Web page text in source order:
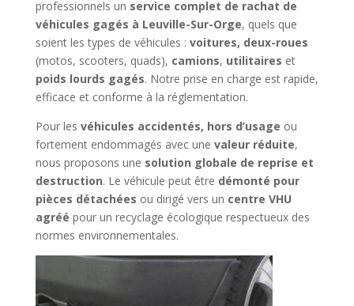
professionnels un service complet de rachat de
véhicules gagés à Leuville-Sur-Orge, quels que
soient les types de véhicules : voitures, deux-roues
(motos, scooters, quads), camions, utilitaires et
poids lourds gagés. Notre prise en charge est rapide,
efficace et conforme à la réglementation.
Pour les véhicules accidentés, hors d’usage ou
fortement endommagés avec une valeur réduite,
nous proposons une solution globale de reprise et
destruction. Le véhicule peut être démonté pour
pièces détachées ou dirigé vers un centre VHU
agréé pour un recyclage écologique respectueux des
normes environnementales.